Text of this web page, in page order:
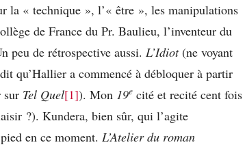
la « technique », l’« être », les manipulations
de France du Pr. Baulieu, l’inventeur du
peu de rétrospective aussi. L’Idiot(ne voyant
qu’Hallier a commencé à débloquer à partir
sur Tel Quel[1]). Mon 19e cité et recité cent fois
?). Kundera, bien sûr, qui l’agite
en ce moment. L’Atelier du roman